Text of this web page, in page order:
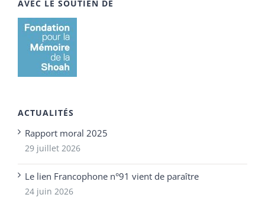
AVEC LE SOUTIEN DE
ACTUALITÉS
Rapport moral 2025
29 juillet 2026
Le lien Francophone n°91 vient de paraître
24 juin 2026